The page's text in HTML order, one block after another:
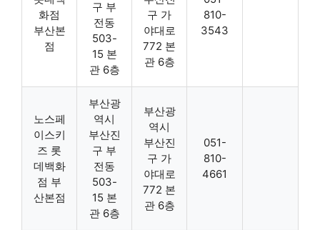
화점
부산본
점
구 부
전동
503-
15 본
관 6층
구 가
야대로
772 본
관 6층
810-
3543
노스페
이스키
즈 롯
데백화
점 부
산본점
부산광
역시
부산진
구 부
전동
503-
15 본
관 6층
부산광
역시
부산진
구 가
야대로
772 본
관 6층
051-
810-
4661